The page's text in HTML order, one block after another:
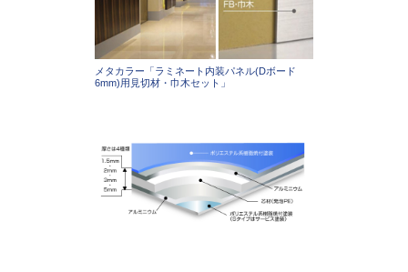
メタカラー「ラミネート内装パネル(Dボード
6mm)用見切材・巾木セット」